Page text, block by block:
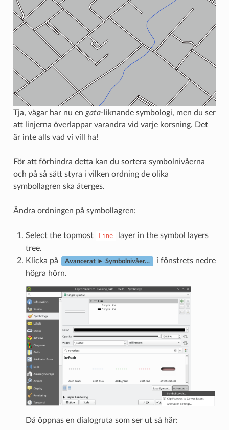
Tja, vägar har nu en gata-liknande symbologi, men du ser
att linjerna överlappar varandra vid varje korsning. Det
är inte alls vad vi vill ha!
För att förhindra detta kan du sortera symbolnivåerna
och på så sätt styra i vilken ordning de olika
symbollagren ska återges.
Ändra ordningen på symbollagren:
Select the topmost Line
layer in the symbol layers
tree.
Klicka på
Avancerat ► Symbolnivåer…
i fönstrets nedre
högra hörn.
Då öppnas en dialogruta som ser ut så här: